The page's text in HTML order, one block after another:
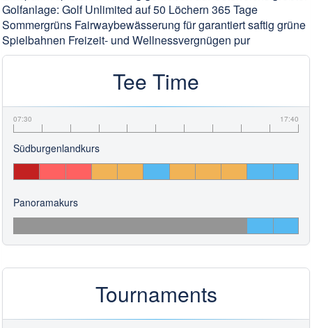
Golfanlage: Golf Unlimited auf 50 Löchern 365 Tage
Sommergrüns Fairwaybewässerung für garantiert saftig grüne
Spielbahnen Freizeit- und Wellnessvergnügen pur
Tee Time
07:30 17:40
Südburgenlandkurs
Panoramakurs
Tournaments